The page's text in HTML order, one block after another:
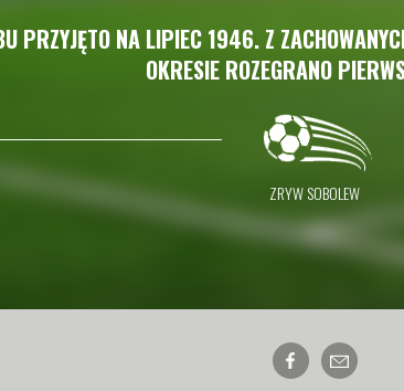
PRZYJĘTO NA LIPIEC 1946. Z
OKRESIE ROZEGRANO
ZRYW SOBOLEW